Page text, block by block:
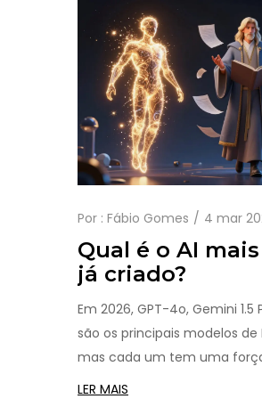
Por : Fábio Gomes 4 mar
Qual é o AI
já criado?
Em 2026, GPT-4o, Gemini
são os principais modelos
mas cada um tem uma
é o mais inteligente para o
LER MAIS